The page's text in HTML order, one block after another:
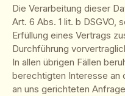
Die Verarbeitung dieser
Art. 6 Abs. 1 lit. b DSGVO,
Erfüllung eines Vertrags
Durchführung
In allen übrigen Fällen
berechtigten Interesse an
an uns gerichteten